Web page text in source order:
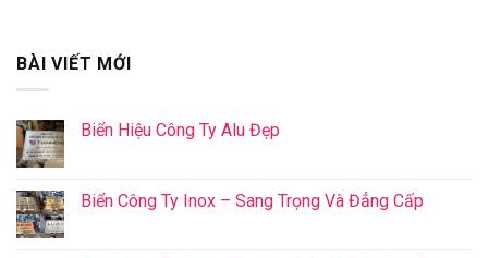
BÀI VIẾT MỚI
Biển Hiệu Công Ty Alu Đẹp
Biển Công Ty Inox – Sang Trọng Và Đẳng Cấp